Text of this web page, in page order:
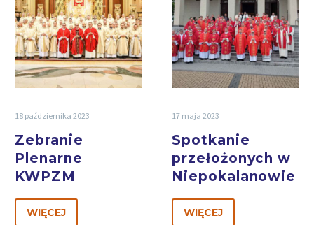
18 października 2023
Zebranie
Plenarne
KWPZM
WIĘCEJ
17 maja 2023
Spotkanie
przełożonych w
Niepokalanowie
WIĘCEJ